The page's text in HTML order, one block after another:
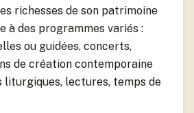
assocations
richesses de son patrimoine
à des programmes variés :
ou guidées, concerts,
de création contemporaine
liturgiques, lectures, temps de